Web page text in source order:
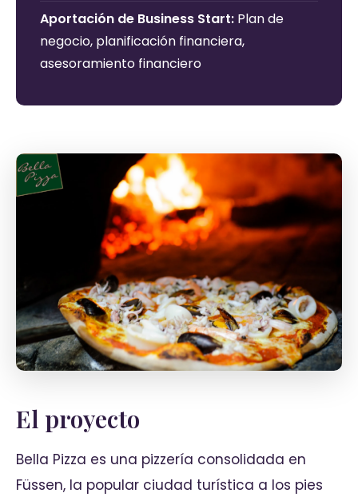
Aportación de Business Start: Plan de
negocio, planificación financiera,
asesoramiento financiero
El proyecto
Bella Pizza es una pizzería consolidada en
Füssen, la popular ciudad turística a los pies